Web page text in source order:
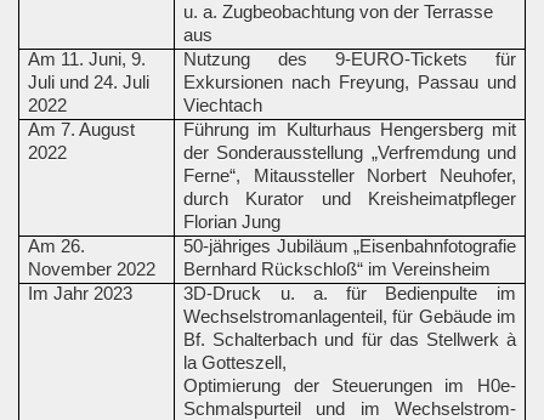
u. a. Zugbeobachtung von der Terrasse
aus
Am 11. Juni, 9.
Juli und 24. Juli
2022
Nutzung des 9-EURO-Tickets für
Exkursionen nach Freyung, Passau und
Viechtach
Am 7. August
2022
Führung im Kulturhaus Hengersberg mit
der Sonderausstellung „Verfremdung und
Ferne“, Mitaussteller Norbert Neuhofer,
durch Kurator und Kreisheimatpfleger
Florian Jung
Am 26.
November 2022
50-jähriges Jubiläum „Eisenbahnfotografie
Bernhard Rückschloß“ im Vereinsheim
Im Jahr 2023
3D-Druck u. a. für Bedienpulte im
Wechselstromanlagenteil, für Gebäude im
Bf. Schalterbach und für das Stellwerk à
la Gotteszell,
Optimierung der Steuerungen im H0e-
Schmalspurteil und im Wechselstrom-